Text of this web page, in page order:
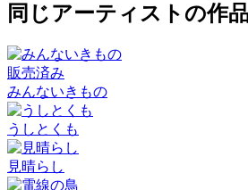
同じアーティストの作
販売済み
みんないきもの
うしとくも
見晴らし